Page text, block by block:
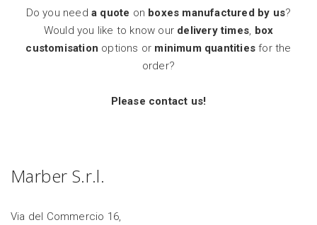
Do you needa quote on boxes manufactured by us?
Would you like to know our delivery times, box
customisation options or minimum quantities for the
order?
Please contact us!
Marber S.r.l.
Via del Commercio 16,